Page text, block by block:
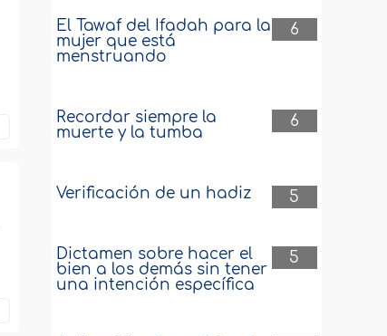
6
El Tawaf del Ifadah para la
mujer que está
menstruando
6
Recordar siempre la
muerte y la tumba
5
Verificación de un hadiz
5
Dictamen sobre hacer el
bien a los demás sin tener
una intención específica